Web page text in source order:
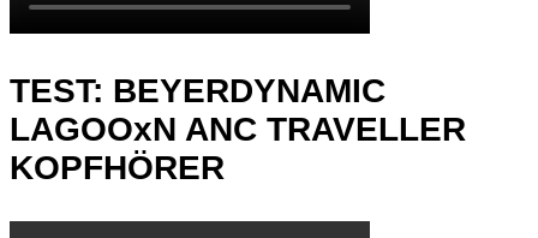
TEST: BEYERDYNAMIC
LAGOOxN ANC TRAVELLER
KOPFHÖRER